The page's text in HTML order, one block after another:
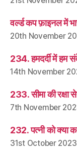
वर्ल्ड कप फ़ाइनल में
20th November
234. हमदर्दी में हम
14th November
233. सीमा की रक्षा
7th November
232. पत्नी को क्या
31st October 2023